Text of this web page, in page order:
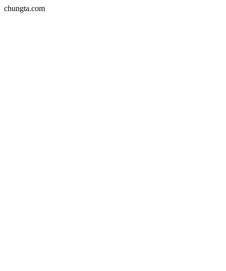
chungta.com